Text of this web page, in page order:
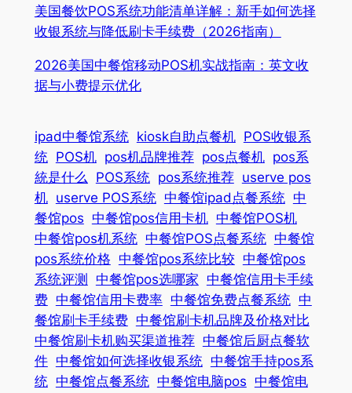
美国餐饮POS系统功能清单详解：新手如何选择
收银系统与降低刷卡手续费（2026指南）
2026美国中餐馆移动POS机实战指南：英文收
据与小费提示优化
ipad中餐馆系统 kiosk自助点餐机 POS收银系
统 POS机 pos机品牌推荐 pos点餐机 pos系
統是什么 POS系统 pos系统推荐 userve pos
机 userve POS系统 中餐馆ipad点餐系统 中
餐馆pos 中餐馆pos信用卡机 中餐馆POS机
中餐馆pos机系统 中餐馆POS点餐系统 中餐馆
pos系统价格 中餐馆pos系统比较 中餐馆pos
系统评测
中餐馆pos选哪家 中餐馆信用卡手续
费 中餐馆信用卡费率 中餐馆免费点餐系统 中
餐馆刷卡手续费 中餐馆刷卡机品牌及价格对比
中餐馆刷卡机购买渠道推荐 中餐馆后厨点餐软
件 中餐馆如何选择收银系统 中餐馆手持pos系
统 中餐馆点餐系统 中餐馆电脑pos 中餐馆电